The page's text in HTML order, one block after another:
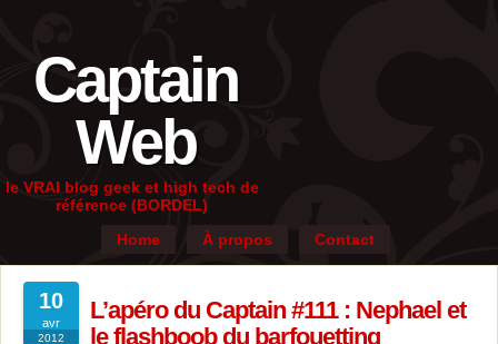
Captain
Web
le VRAI blog geek et high tech de
référence (BORDEL)
Home
À propos Contact
10
avr
2012
L’apéro du Captain #111 : Nephael et
le flashboob du barfouetting